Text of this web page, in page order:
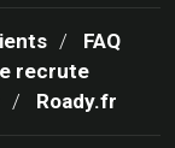
FAQ
recrute
Roady.fr